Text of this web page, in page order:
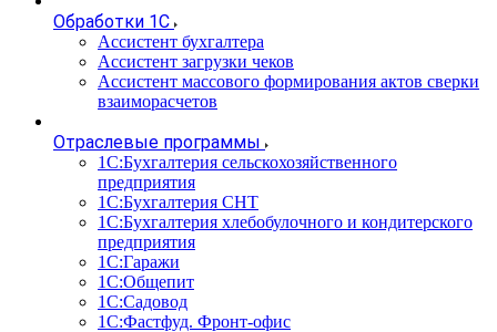
Обработки 1С
Ассистент бухгалтера
Ассистент загрузки чеков
Ассистент массового формирования актов сверки
взаиморасчетов
Отраслевые программы
1С:Бухгалтерия сельскохозяйственного
предприятия
1С:Бухгалтерия СНТ
1С:Бухгалтерия хлебобулочного и кондитерского
предприятия
1С:Гаражи
1С:Общепит
1С:Садовод
1С:Фастфуд. Фронт-офис